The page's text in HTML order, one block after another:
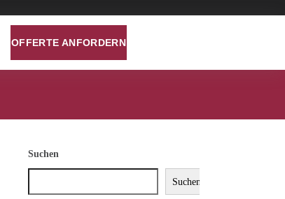
OFFERTE ANFORDERN
Suchen
Suchen